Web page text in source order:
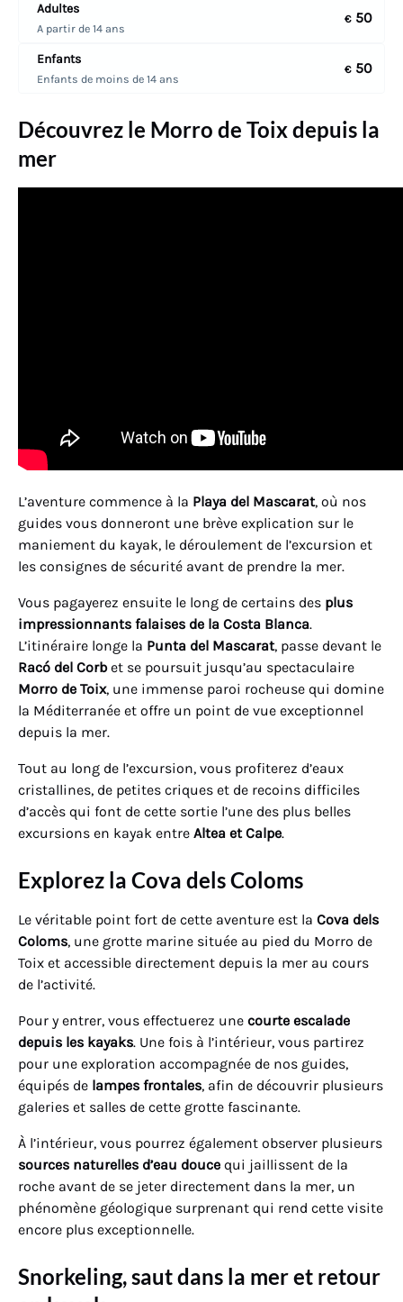
Adultes
A partir de 14 ans
€ 50
Enfants
Enfants de moins de 14 ans
€ 50
Découvrez le Morro de Toix depuis la
mer
L’aventure commence à la Playa del Mascarat, où nos
guides vous donneront une brève explication sur le
maniement du kayak, le déroulement de l’excursion et
les consignes de sécurité avant de prendre la mer.
Vous pagayerez ensuite le long de certains des plus
impressionnants falaises de la Costa Blanca.
L’itinéraire longe la Punta del Mascarat, passe devant le
Racó del Corbet se poursuit jusqu’au spectaculaire
Morro de Toix, une immense paroi rocheuse qui domine
la Méditerranée et offre un point de vue exceptionnel
depuis la mer.
Tout au long de l’excursion, vous profiterez d’eaux
cristallines, de petites criques et de recoins difficiles
d’accès qui font de cette sortie l’une des plus belles
excursions en kayak entre Altea et Calpe.
Explorez la Cova dels Coloms
Le véritable point fort de cette aventure est la Cova dels
Coloms, une grotte marine située au pied du Morro de
Toix et accessible directement depuis la mer au cours
de l’activité.
Pour y entrer, vous effectuerez une courte escalade
depuis les kayaks. Une fois à l’intérieur, vous partirez
pour une exploration accompagnée de nos guides,
équipés de lampes frontales, afin de découvrir plusieurs
galeries et salles de cette grotte fascinante.
À l’intérieur, vous pourrez également observer plusieurs
sources naturelles d’eau douce qui jaillissent de la
roche avant de se jeter directement dans la mer, un
phénomène géologique surprenant qui rend cette visite
encore plus exceptionnelle.
Snorkeling, saut dans la mer et retour